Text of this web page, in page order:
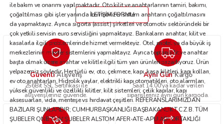
ile bakım ve onarımı yapılmaktadır. Oto kilit ve anahtarlarının tamiri, bakımı,
çoğaltılması gibi işler yanında immobilizer sistem anahtarın çoğaltılmasını
da yapmaktayız. Ayrıca sigorta (assist) şirketleri ve otomotiv sektöründeki bir
çok yetkili servisin euro servisliğini yapmaktayız. Bankaların anahtar, kilit ve
kasalarla ilgili problemlerinde hizmet vermekteyiz. Otel, motel ya da büyük iş
merkezlerinin master sistemlerini yapmaktayız. Ayrıca toptan kilit ve anahtar
başta olmak üzere anahtar ve kilitle ilgili tüm yan ürünleri pazarlıyoruz. Ürün
yelpazemiz şöyledir: Her türlü ev, oto, çekmece, kapı, kasa kilitleri, kapı kolları,
ev oto anahtarları. Hidrolik yaylar, elektrikli kapı otomatikleri, oto alarmları,
yüksek güvenlikli ve özellikli kilitler, kilit sistemleri; çelik kapılar, kapı
aksesuarları, vida, menteşe vs hırdavat çeşitleri. REFERANSLARIMIZDAN
BAZILARI ŞUNLARDIR; CUMHURBAŞKANLIĞI BAŞBAKANLIK T.C.Z.B. TÜM
ŞUBELER QNB TÜM ŞUBELER ALSTOM AFER-ATE-APU ADİ ORTAKLIĞI
İLETİŞİM FORMU
GüvenliAlışveriş
256Bit SSL Sertifikası ile
alışverişleriniz güvende.
Aynı GünKargo
Saat 14.00'ya kadar verilen
siparişleriniz aynı gün kargoda.